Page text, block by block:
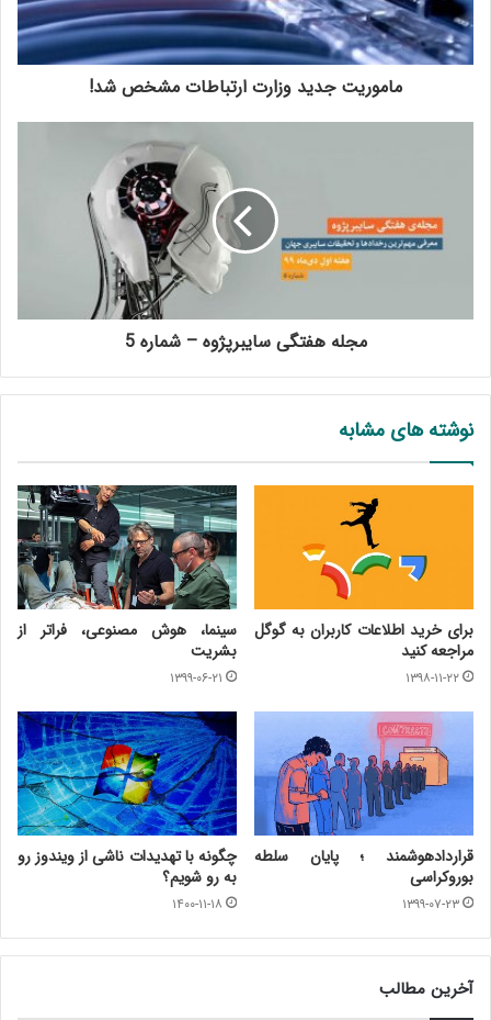
ماموریت جدید وزارت ارتباطات مشخص شد!
مجله هفتگی سایبرپژوه – شماره 5
نوشته های مشابه
برای خرید اطلاعات کاربران به گوگل
مراجعه کنید
۱۳۹۸-۱۱-۲۲
سینما، هوش مصنوعی، فراتر‌ از
بشریت
۱۳۹۹-۰۶-۲۱
قراردادهوشمند ؛ پایان سلطه
بوروکراسی
۱۳۹۹-۰۷-۲۳
چگونه با تهدیدات ناشی از ویندوز رو
به رو شویم؟
۱۴۰۰-۱۱-۱۸
آخرین مطالب